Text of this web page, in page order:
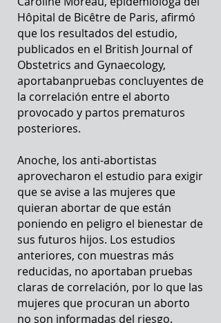
Hôpital de Bicêtre de Paris, afirmó
que los resultados del estudio,
publicados en el British Journal of
Obstetrics and Gynaecology,
aportabanpruebas concluyentes de
la correlación entre el aborto
provocado y partos prematuros
posteriores.
Anoche, los anti-abortistas
aprovecharon el estudio para exigir
que se avise a las mujeres que
quieran abortar de que están
poniendo en peligro el bienestar de
sus futuros hijos. Los estudios
anteriores, con muestras más
reducidas, no aportaban pruebas
claras de correlación, por lo que las
mujeres que procuran un aborto
no son informadas del riesgo.